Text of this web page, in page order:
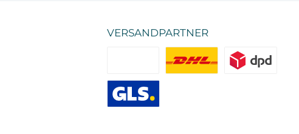
VERSANDPARTNER
Standard